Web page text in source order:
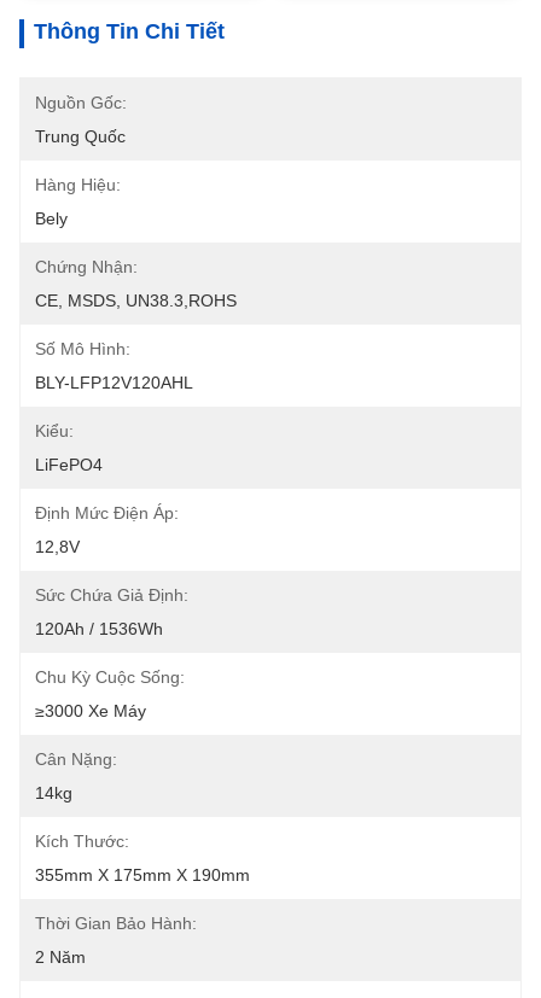
Thông Tin Chi Tiết
Nguồn Gốc:
Trung Quốc
Hàng Hiệu:
Bely
Chứng Nhận:
CE, MSDS, UN38.3,ROHS
Số Mô Hình:
BLY-LFP12V120AHL
Kiểu:
LiFePO4
Định Mức Điện Áp:
12,8V
Sức Chứa Giả Định:
120Ah / 1536Wh
Chu Kỳ Cuộc Sống:
≥3000 Xe Máy
Cân Nặng:
14kg
Kích Thước:
355mm X 175mm X 190mm
Thời Gian Bảo Hành:
2 Năm